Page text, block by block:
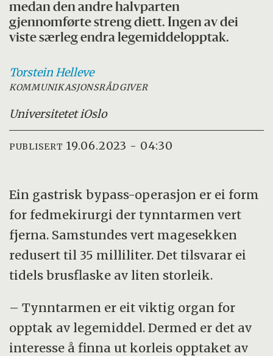
medan den andre halvparten
gjennomførte streng diett. Ingen av dei
viste særleg endra legemiddelopptak.
TorsteinHelleve
KOMMUNIKASJONSRÅDGIVER
Universitetet iOslo
PUBLISERT 19.06.2023 - 04:30
Ein gastrisk bypass-operasjon er ei form
for fedmekirurgi der tynntarmen vert
fjerna. Samstundes vert magesekken
redusert til 35 milliliter. Det tilsvarar ei
tidels brusflaske av liten storleik.
– Tynntarmen er eit viktig organ for
opptak av legemiddel. Dermed er det av
interesse å finna ut korleis opptaket av